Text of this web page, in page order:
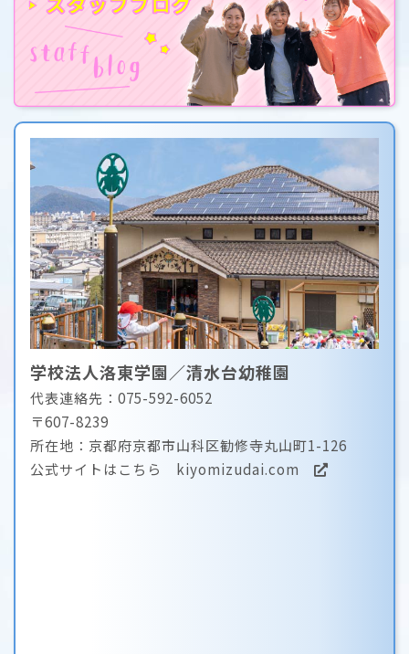
学校法人洛東学園／清水台幼稚園
代表連絡先：075-592-6052
〒607-8239
所在地：京都府京都市山科区勧修寺丸山町1-126
公式サイトはこちら kiyomizudai.com